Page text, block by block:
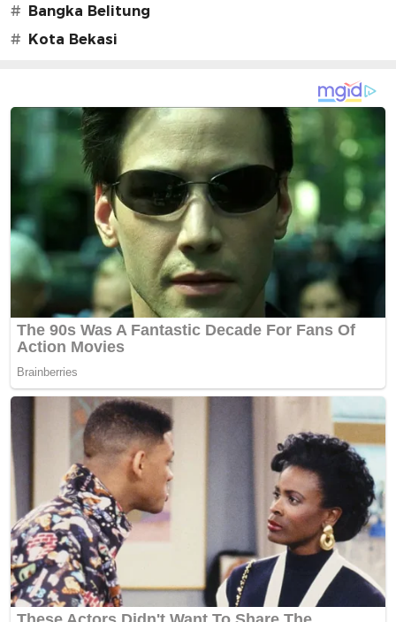
#
Bangka Belitung
#
Kota Bekasi